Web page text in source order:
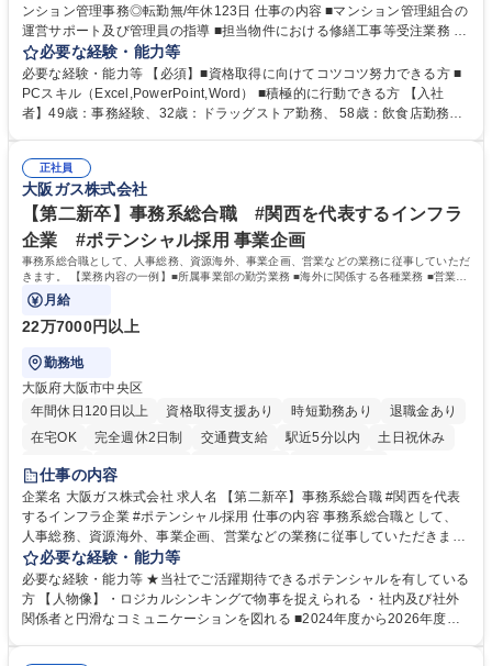
ンション管理事務◎転勤無/年休123日 仕事の内容 ■マンション管理組合の
運営サポート及び管理員の指導 ■担当物件における修繕工事等受注業務 ■
事務所内での事務業務等 ★異業界からの転職者が多数活躍しています
【年収補足】532万円 ＋別途インセンティヴで平均約100万円/年（昨年度
実績） ＋管理業務主任者資格手当50,000円/月 ★親会社である株式会社合
人社計画研究所社のグループ会社として、質の高いサービスと適性価格を
無/年休123日
必要な経験・能力等
必要な経験・能力等 【必須】■資格取得に向けてコツコツ努力できる方 ■
PCスキル（Excel,PowerPoint,Word） ■積極的に行動できる方 【入社
者】49歳：事務経験、32歳：ドラッグストア勤務、 58歳：飲食店勤務
得出来ております！ 【魅力】■フレックス制度、未経験からでも下限年収
を一律支給！ ■管理業務主任者資格取得後には50,000円/月の手当あり！
学歴・資格 学歴：大学院 大学 高専 短大 専修学校 高校 語学力： 資格：第
一種運転免許普通自動車
正社員
大阪ガス株式会社
【第二新卒】事務系総合職 #関西を代表するインフラ
企業 #ポテンシャル採用 事業企画
事務系総合職として、人事総務、資源海外、事業企画、営業などの業務に従事していただ
きます。 【業務内容の一例】■所属事業部の勤労業務 ■海外に関係する各種業務 ■営業部
門の企画スタッフ、ルート営業
月給
22万7000円以上
勤務地
大阪府大阪市中央区
年間休日120日以上
資格取得支援あり 時短勤務あり
退職金あり
在宅OK
完全週休2日制 交通費支給 駅近5分以内
土日祝休み
服装自由
第二新卒歓迎
仕事の内容
企業名 大阪ガス株式会社 求人名 【第二新卒】事務系総合職 #関西を代表
するインフラ企業 #ポテンシャル採用 仕事の内容 事務系総合職として、
人事総務、資源海外、事業企画、営業などの業務に従事していただきま
す。 【業務内容の一例】■所属事業部の勤労業務 ■海外に関係する各種業
務 ■営業部門の企画スタッフ、ルート営業 【キャリアパス】入社後の配属
ポジションで一定期間ご活躍頂いた後、本人の適性及び将来のキャリアを
鑑みてジョブローテーションを行います。 【育成】OJTでの現場育成や研
必要な経験・能力等
必要な経験・能力等 ★当社でご活躍期待できるポテンシャルを有している
方 【人物像】・ロジカルシンキングで物事を捉えられる ・社内及び社外
関係者と円滑なコミュニケーションを図れる ■2024年度から2026年度ま